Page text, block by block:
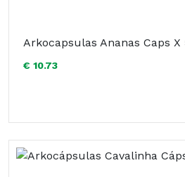
Arkocapsulas Ananas Caps X
€ 10.73